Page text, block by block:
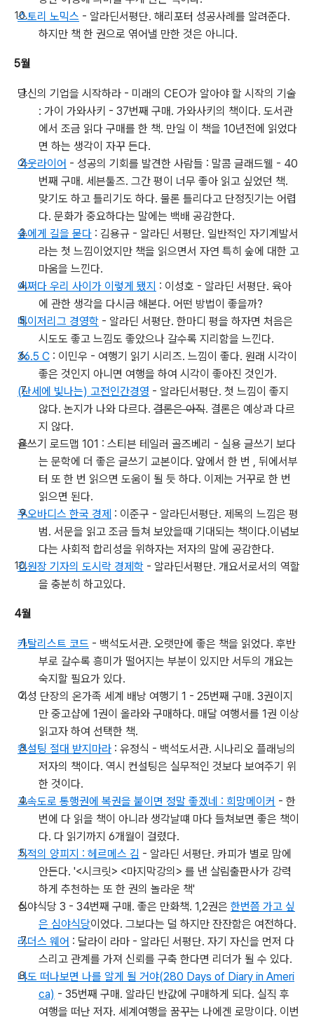
스토리 노믹스 - 알라딘서평단. 해리포터 성공사례를 알려준다.
하지만 책 한 권으로 엮어낼 만한 것은 아니다.
5월
당신의 기업을 시작하라 - 미래의 CEO가 알아야 할 시작의 기술
: 가이 가와사키 - 37번째 구매. 가와사키의 책이다. 도서관
에서 조금 읽다 구매를 한 책. 만일 이 책을 10년전에 읽었다
면 하는 생각이 자꾸 든다.
아웃라이어 - 성공의 기회를 발견한 사람들 : 말콤 글래드웰 - 40
번째 구매. 세븐툴즈. 그간 평이 너무 좋아 읽고 싶었던 책.
맞기도 하고 틀리기도 하다. 물론 틀리다고 단정짓기는 어렵
다. 문화가 중요하다는 말에는 백배 공감한다.
숲에게 길을 묻다 : 김용규 - 알라딘 서평단. 일반적인 자기계발서
라는 첫 느낌이었지만 책을 읽으면서 자연 특히 숲에 대한 고
마움을 느낀다.
어쩌다 우리 사이가 이렇게 됐지 : 이성호 - 알라딘 서평단. 육아
에 관한 생각을 다시금 해본다. 어떤 방법이 좋을까?
메이저리그 경영학 - 알라딘 서평단. 한마디 평을 하자면 처음은
시도도 좋고 느낌도 좋았으나 갈수록 지리함을 느낀다.
36.5 C : 이민우 - 여행기 읽기 시리즈. 느낌이 좋다. 원래 시각이
좋은 것인지 아니면 여행을 하여 시각이 좋아진 것인가.
(난세에 빛나는) 고전인간경영 - 알라딘서평단. 첫 느낌이 좋지
않다. 논지가 나와 다르다. 결론은 아직. 결론은 예상과 다르
지 않다.
글쓰기 로드맵 101 : 스티븐 테일러 골즈베리 - 실용 글쓰기 보다
는 문학에 더 좋은 글쓰기 교본이다. 앞에서 한 번 , 뒤에서부
터 또 한 번 읽으면 도움이 될 듯 하다. 이제는 거꾸로 한 번
읽으면 된다.
쿠오바디스 한국 경제 : 이준구 - 알라딘서평단. 제목의 느낌은 평
범. 서문을 읽고 조금 들쳐 보았을때 기대되는 책이다.이념보
다는 사회적 합리성을 위하자는 저자의 말에 공감한다.
김원장 기자의 도시락 경제학 - 알라딘서평단. 개요서로서의 역할
을 충분히 하고있다.
4월
카탈리스트 코드 - 백석도서관. 오랫만에 좋은 책을 읽었다. 후반
부로 갈수록 흥미가 떨어지는 부분이 있지만 서두의 개요는
숙지할 필요가 있다.
이성 단장의 온가족 세계 배낭 여행기 1 - 25번째 구매. 3권이지
만 중고샵에 1권이 올라와 구매하다. 매달 여행서를 1권 이상
읽고자 하여 선택한 책.
컨설팅 절대 받지마라 : 유정식 - 백석도서관. 시나리오 플래닝의
저자의 책이다. 역시 컨설팅은 실무적인 것보다 보여주기 위
한 것이다.
고속도로 통행권에 복권을 붙이면 정말 좋겠네 : 희망메이커 - 한
번에 다 읽을 책이 아니라 생각날떄 마다 들쳐보면 좋은 책이
다. 다 읽기까지 6개월이 걸렸다.
기적의 양피지 : 헤르메스 김 - 알라딘 서평단. 카피가 별로 맘에
안든다. '<시크릿> <마지막강의> 를 낸 살림출판사가 강력
하게 추천하는 또 한 권의 놀라운 책'
심야식당 3 - 34번째 구매. 좋은 만화책. 1,2권은 한번쯤 가고 싶
은 심야식당이었다. 그보다는 덜 하지만 잔잔함은 여전하다.
리더스 웨어 : 달라이 라마 - 알라딘 서평단. 자기 자신을 먼저 다
스리고 관계를 가져 신뢰를 구축 한다면 리더가 될 수 있다.
너도 떠나보면 나를 알게 될 거야(280 Days of Diary in Ameri
ca) - 35번째 구매. 알라딘 반값에 구매하게 되다. 실직 후
여행을 떠난 저자. 세계여행을 꿈꾸는 나에겐 로망이다. 이번